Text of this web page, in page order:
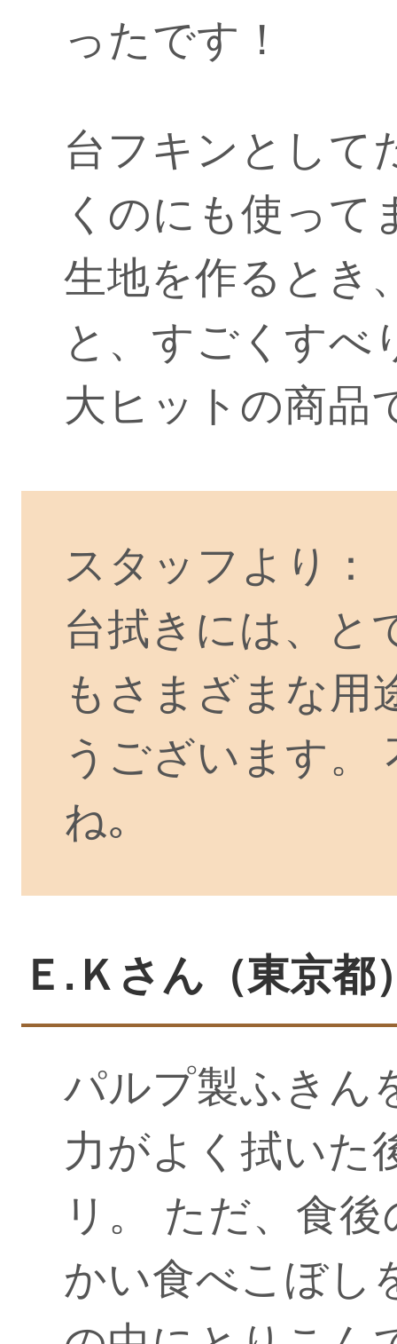
ったです！
台フキンとして
くのにも使って
生地を作るとき
と、すごくすべ
大ヒットの商品
スタッフより：
台拭きには、と
もさまざまな用
うございます。
ね｡
Ｅ.Ｋさん（東京都
パルプ製ふきん
力がよく拭いた
リ。 ただ、食
かい食べこぼし